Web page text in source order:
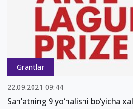
Grantlar
22.09.2021 09:44
San’atning 9 yo‘nalishi bo‘yicha